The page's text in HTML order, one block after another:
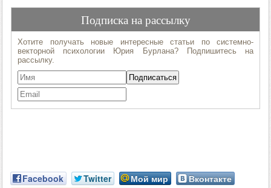
Facebook Twitter Мой мир
Вконтакте